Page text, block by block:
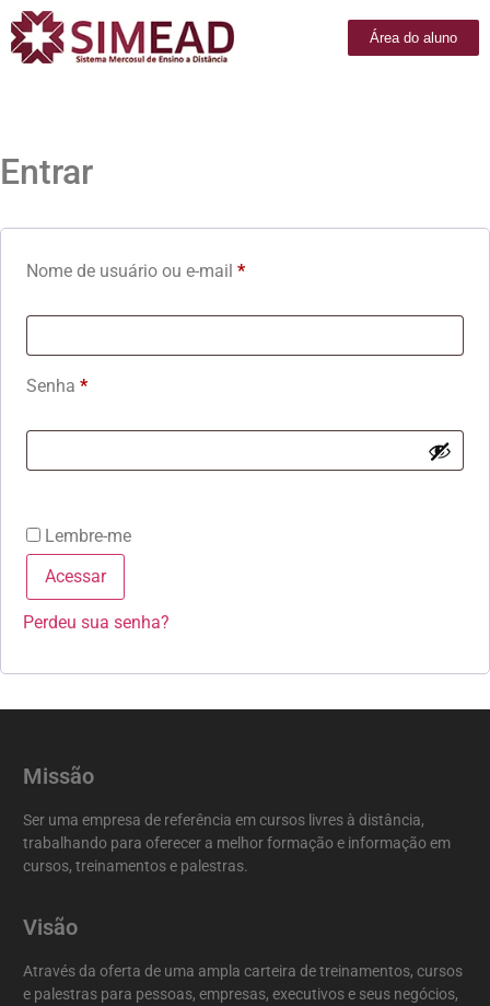
Área do aluno
Entrar
Nome de usuário ou e-mail *
Senha *
Lembre-me
Acessar
Perdeu sua senha?
Missão
Ser uma empresa de referência em cursos livres à distância,
trabalhando para oferecer a melhor formação e informação em
cursos, treinamentos e palestras.
Visão
Através da oferta de uma ampla carteira de treinamentos, cursos
e palestras para pessoas, empresas, executivos e seus negócios,